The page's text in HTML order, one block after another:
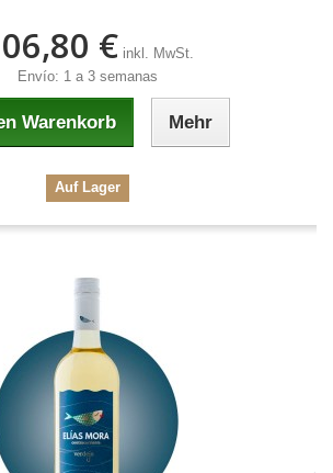
€ inkl. MwSt.
Envío: 1 a 3 semanas
Warenkorb Mehr
Auf Lager